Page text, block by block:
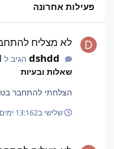
פעילות אחרונה
לא מצליח
dshddהגיב ל
שאלות ובעיות
הצלחתי להתחבר
שלישי ב13:162 ימים